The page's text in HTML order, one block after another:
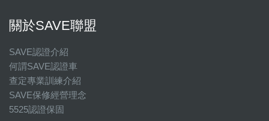
關於SAVE聯盟
SAVE認證介紹
何謂SAVE認證車
查定專業訓練介紹
SAVE保修經營理念
5525認證保固